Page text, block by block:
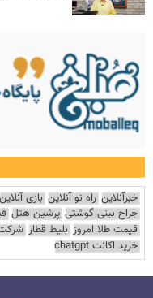
خبرآنلاین راه نو آنلاین بازی آنلاین
جراح بینی گوشتی پرشین هتل
قیمت طلا امروز بلیط قطار
خرید اکانت chatgpt